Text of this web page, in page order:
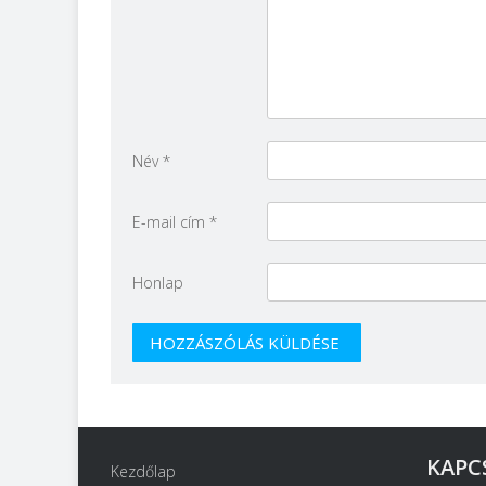
Név*
E-mail cím *
Honlap
Kezdőlap